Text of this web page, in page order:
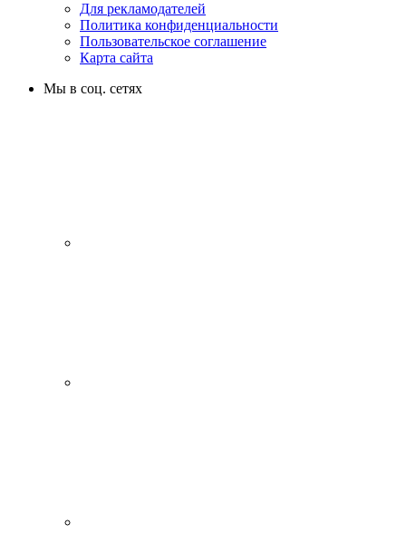
Для рекламодателей
Политика конфиденциальности
Пользовательское соглашение
Карта сайта
Мы в соц. сетях